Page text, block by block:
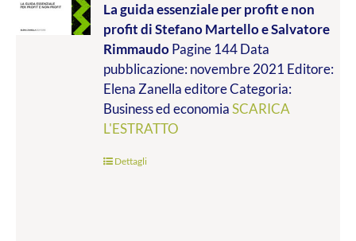
prezzo:
da
€9.99
a
€19.00
La guida essenziale per profit e non
profitdi Stefano Martello e Salvatore
RimmaudoPagine 144 Data
pubblicazione: novembre 2021 Editore:
Elena Zanella editore Categoria:
Business ed economiaSCARICA
L'ESTRATTO
Dettagli